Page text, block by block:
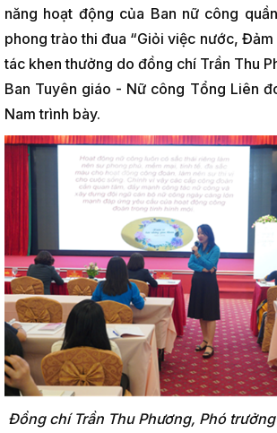
năng hoạt động của Ban nữ công
phong trào thi đua “Giỏi việc nước, Đảm
tác khen thưởng do đồng chí Trần Thu
Ban Tuyên giáo - Nữ công Tổng Liên
Nam trình bày.
Đồng chí Trần Thu Phương, Phó